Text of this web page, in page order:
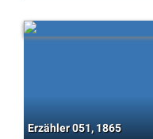
Erzähler 051, 1865